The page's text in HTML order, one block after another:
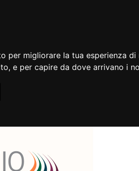
per migliorare la tua esperienza
e per capire da dove arrivano i